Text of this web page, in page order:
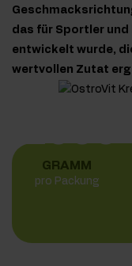
das für Sportler
entwickelt wurde,
wertvollen Zutat
1000
GRAMM
pro Packung